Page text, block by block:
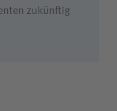
zukünftig